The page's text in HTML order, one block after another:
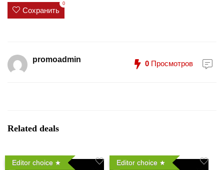
Сохранить
0
promoadmin 0 Просмотров
Related deals
Editor choice Editor choice